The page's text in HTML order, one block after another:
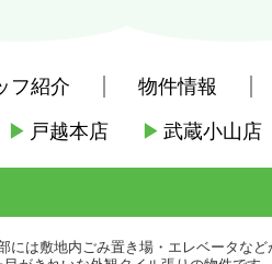
フ紹介 物件情報
▶ 戸越本店 ▶ 武蔵小山店
東急電鉄東急目黒線 > 武蔵小山駅
は敷地内ごみ置き場・エレベータな